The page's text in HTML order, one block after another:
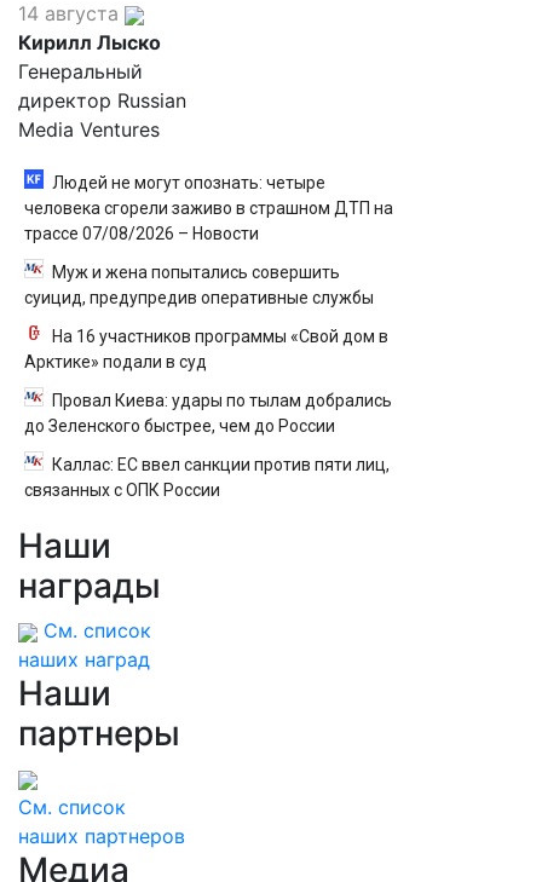
14 августа
Кирилл Лыско
Генеральный
директор Russian
Media Ventures
Людей не могут опознать: четыре
человека сгорели заживо в страшном ДТП на
трассе 07/08/2026 – Новости
Муж и жена попытались совершить
суицид, предупредив оперативные службы
На 16 участников программы «Свой дом в
Арктике» подали в суд
Провал Киева: удары по тылам добрались
до Зеленского быстрее, чем до России
Каллас: ЕС ввел санкции против пяти лиц,
связанных с ОПК России
Наши
награды
См. список
наших наград
Наши
партнеры
См. список
наших партнеров
Медиа